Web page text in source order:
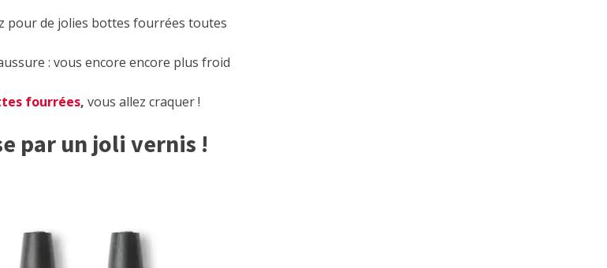
pour de jolies bottes fourrées toutes
: vous encore encore plus froid
fourrées, vous allez craquer !
par un joli vernis !